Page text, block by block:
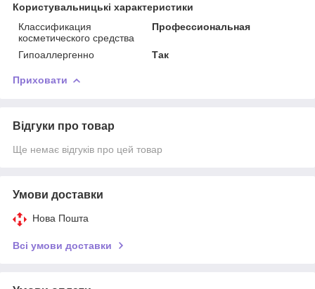
Користувальницькі характеристики
Классификация
косметического средства
Профессиональная
Гипоаллергенно Так
Приховати
Відгуки про товар
Ще немає відгуків про цей товар
Умови доставки
Нова Пошта
Всі умови доставки